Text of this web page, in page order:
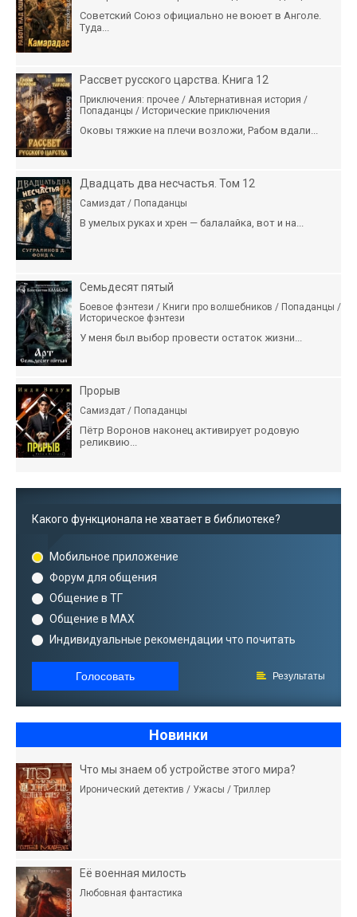
Советский Союз официально не воюет в Анголе.
Туда...
Рассвет русского царства. Книга 12
Приключения: прочее / Альтернативная история /
Попаданцы / Исторические приключения
Оковы тяжкие на плечи возложи, Рабом вдали...
Двадцать два несчастья. Том 12
Самиздат / Попаданцы
В умелых руках и хрен — балалайка, вот и на...
Семьдесят пятый
Боевое фэнтези / Книги про волшебников / Попаданцы /
Историческое фэнтези
У меня был выбор провести остаток жизни...
Прорыв
Самиздат / Попаданцы
Пётр Воронов наконец активирует родовую
реликвию...
Какого функционала не хватает в библиотеке?
Мобильное приложение
Форум для общения
Общение в ТГ
Общение в MAX
Индивидуальные рекомендации что почитать
Голосовать Результаты
Новинки
Что мы знаем об устройстве этого мира?
Иронический детектив / Ужасы / Триллер
Её военная милость
Любовная фантастика